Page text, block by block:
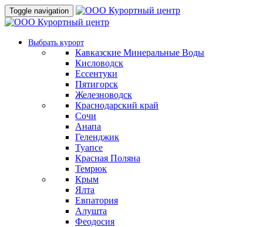
Toggle navigation
Выбрать курорт
Кавказские Минеральные Воды
Кисловодск
Ессентуки
Пятигорск
Железноводск
Краснодарский край
Сочи
Анапа
Геленджик
Туапсе
Красная Поляна
Темрюк
Крым
Ялта
Евпатория
Алушта
Феодосия